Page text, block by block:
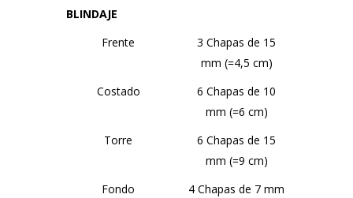
BLINDAJE
Frente
3 Chapas de 15
mm (=4,5 cm)
Costado
6 Chapas de 10
mm (=6 cm)
Torre
6 Chapas de 15
mm (=9 cm)
Fondo
4 Chapas de 7 mm